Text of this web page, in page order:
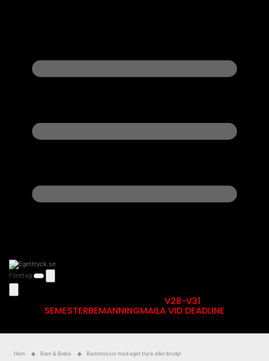
Företag
SEMESTERBEMANNING
V28-V31
MAILA VID DEADLINE
Hem Barn & Bebis Barnmössor med eget tryck eller brodyr